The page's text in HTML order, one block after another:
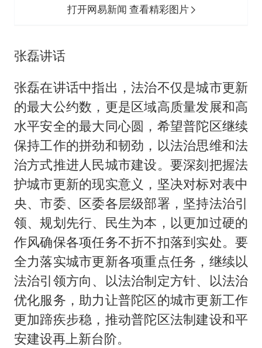
打开网易新闻 查看精彩图片
张磊讲话
张磊在讲话中指出，法治不仅是城市更新
的最大公约数，更是区域高质量发展和高
水平安全的最大同心圆，希望普陀区继续
保持工作的拼劲和韧劲，以法治思维和法
治方式推进人民城市建设。要深刻把握法
护城市更新的现实意义，坚决对标对表中
央、市委、区委各层级部署，坚持法治引
领、规划先行、民生为本，以更加过硬的
作风确保各项任务不折不扣落到实处。要
全力落实城市更新各项重点任务，继续以
法治引领方向、以法治制定方针、以法治
优化服务，助力让普陀区的城市更新工作
更加蹄疾步稳，推动普陀区法制建设和平
安建设再上新台阶。